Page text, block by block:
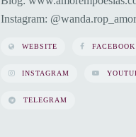
​Instagram:
WEBSITE FACEBOOK
INSTAGRAM
TELEGRAM